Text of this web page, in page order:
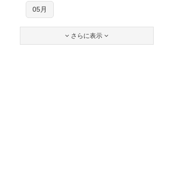
05月
 さらに表示 